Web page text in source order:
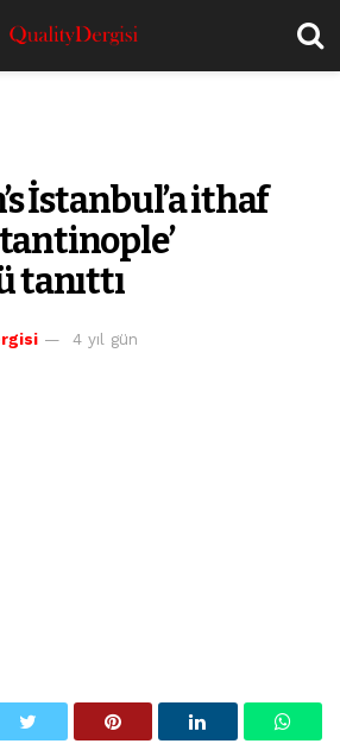
İstanbul’a ithaf ettiği ‘Constantinople’
İstanbul’a ithaf
tanıttı
4 yıl gün